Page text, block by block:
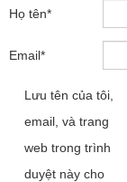
Họ tên*
Email*
Lưu tên của tôi,
email, và trang
web trong trình
duyệt này cho